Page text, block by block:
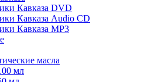
Кавказа DVD
Кавказа Audio CD
Кавказа MP3
масла
мл